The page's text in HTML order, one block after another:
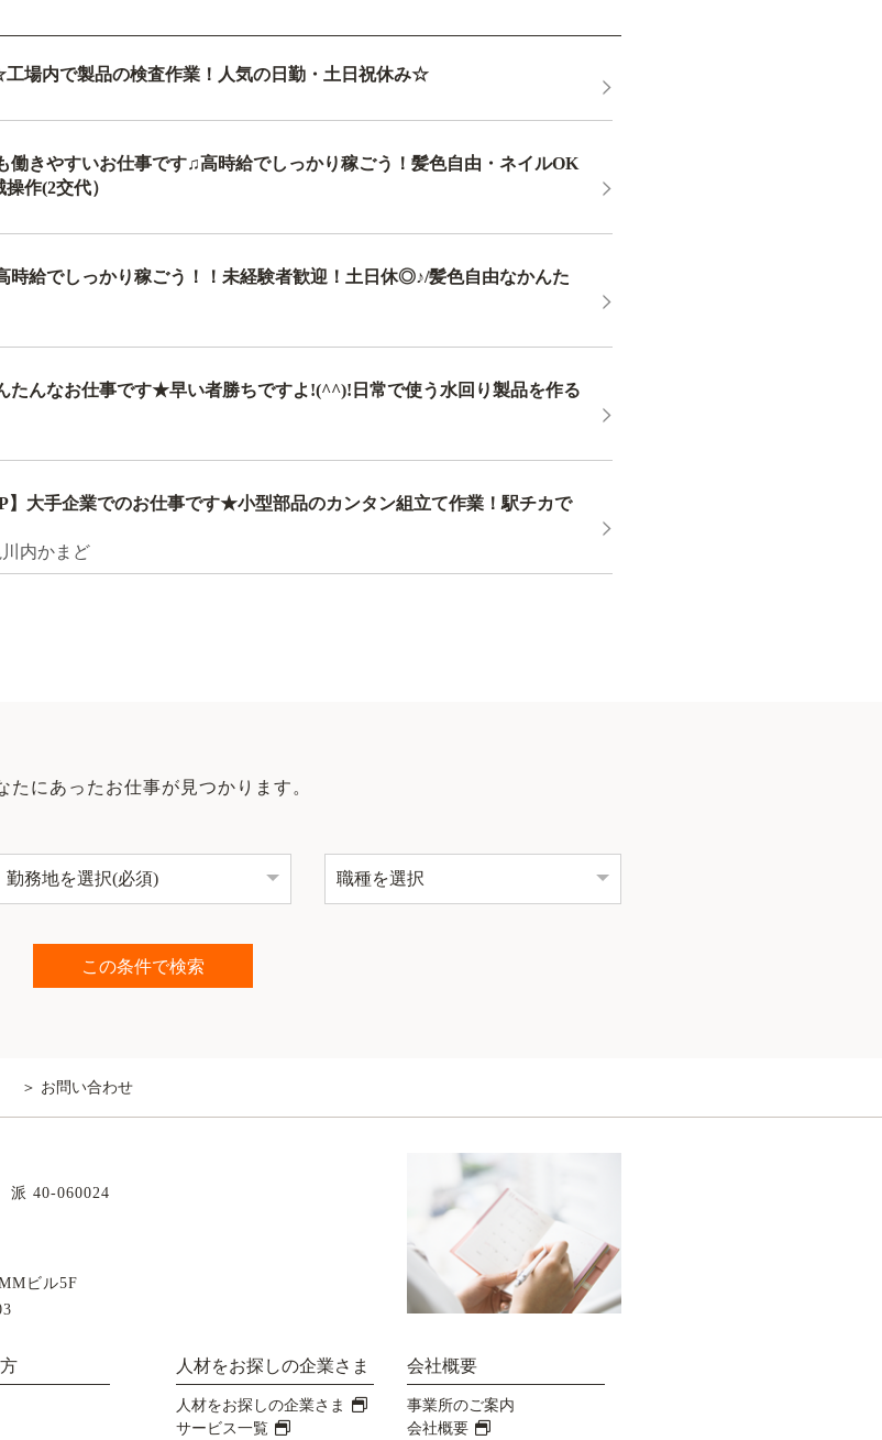
場内で製品の検査作業！人気の日勤・土日祝休み☆
働きやすいお仕事です♫高時給でしっかり稼ごう！髪色自由・ネイルOK
作(2交代）
時給でしっかり稼ごう！！未経験者歓迎！土日休◎♪/髪色自由なかんた
んなお仕事です★早い者勝ちですよ!(^^)!日常で使う水回り製品を作る
】大手企業でのお仕事です★小型部品のカンタン組立て作業！駅チカで
内かまど
たにあったお仕事が見つかります。
お問い合わせ
40-060024
ビル5F
人材をお探しの企業さま
人材をお探しの企業さま
サービス一覧
会社概要
事業所のご案内
会社概要